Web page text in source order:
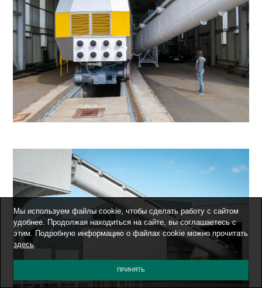
Мы используем файлы cookie, чтобы сделать работу с сайтом
удобнее. Продолжая находиться на сайте, вы соглашаетесь с
этим. Подробную информацию о файлах cookie можно прочитать
здесь.
ПРИНЯТЬ